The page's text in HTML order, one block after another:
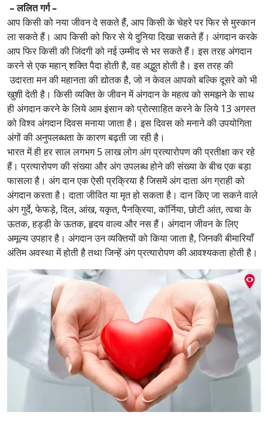
– ललित गर्ग –
आप किसी को नया जीवन दे सकते हैं, आप किसी के चेहरे पर फिर से मुस्कान
ला सकते हैं। आप किसी को फिर से ये दुनिया दिखा सकते हैं। अंगदान करके
आप फिर किसी की जिंदगी को नई उम्मीद से भर सकते हैं। इस तरह अंगदान
करने से एक महान् शक्ति पैदा होती है, वह अद्भुत होती है। इस तरह की
उदारता मन की महानता की द्योतक है, जो न केवल आपको बल्कि दूसरे को भी
खुशी देती है। किसी व्यक्ति के जीवन में अंगदान के महत्व को समझने के साथ
ही अंगदान करने के लिये आम इंसान को प्रोत्साहित करने के लिये 13 अगस्त
को विश्व अंगदान दिवस मनाया जाता है। इस दिवस को मनाने की उपयोगिता
अंगों की अनुपलब्धता के कारण बढ़ती जा रही है।
भारत में ही हर साल लगभग 5 लाख लोग अंग प्रत्यारोपण की प्रतीक्षा कर रहे
हैं। प्रत्यारोपण की संख्या और अंग उपलब्ध होने की संख्या के बीच एक बड़ा
फासला है। अंग दान एक ऐसी प्रक्रिया है जिसमें अंग दाता अंग ग्राही को
अंगदान करता है। दाता जीवित या मृत हो सकता है। दान किए जा सकने वाले
अंग गुर्दे, फेफड़े, दिल, आंख, यकृत, पैनक्रिया, कॉर्निया, छोटी आंत, त्वचा के
ऊतक, हड्डी के ऊतक, हृदय वाल्व और नस हैं। अंगदान जीवन के लिए
अमूल्य उपहार है। अंगदान उन व्यक्तियों को किया जाता है, जिनकी बीमारियाँ
अंतिम अवस्था में होती है तथा जिन्हें अंग प्रत्यारोपण की आवश्यकता होती है।